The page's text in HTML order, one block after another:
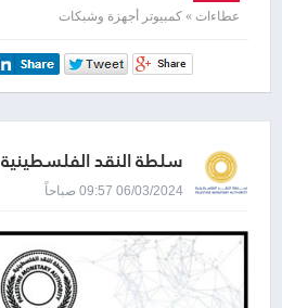
عطاءات » كمبيوتر أجهزة وشبكات
سلطة النقد الفلسطينية
06/03/2024 09:57 صباحاً